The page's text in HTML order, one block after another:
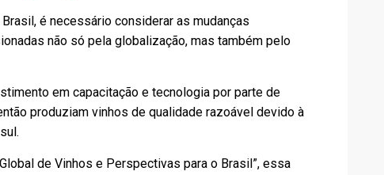
é necessário considerar as mudanças
não só pela globalização, mas também pelo
em capacitação e tecnologia por parte de
produziam vinhos de qualidade razoável devido à
de Vinhos e Perspectivas para o Brasil”, essa